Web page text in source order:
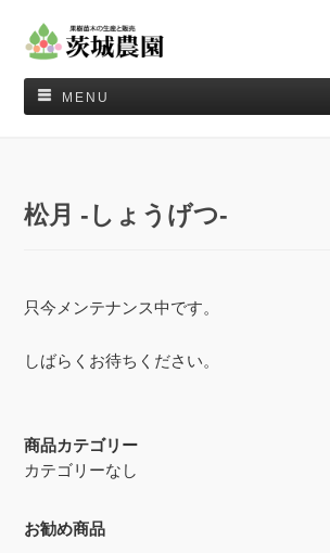
MENU
松月 -しょうげつ-
只今メンテナンス中です。
しばらくお待ちください。
商品カテゴリー
カテゴリーなし
お勧め商品